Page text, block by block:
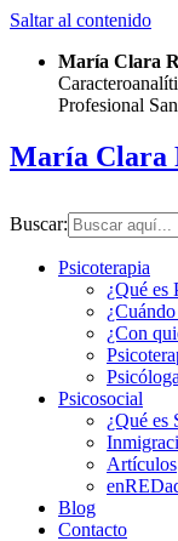
Saltar al contenido
María Clara
Profesional
María Clara
Buscar:
Psicoterapia
¿Qué es
¿Con
Psicosocial
¿Qué es
Artículos
Blog
Contacto